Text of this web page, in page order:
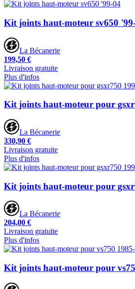
Kit joints haut-moteur sv650
La Bécanerie
199,50 €
Livraison gratuite
Plus d'infos
Kit joints haut-moteur pour
La Bécanerie
330,90 €
Livraison gratuite
Plus d'infos
Kit joints haut-moteur pour
La Bécanerie
204,00 €
Livraison gratuite
Plus d'infos
Kit joints haut-moteur pour